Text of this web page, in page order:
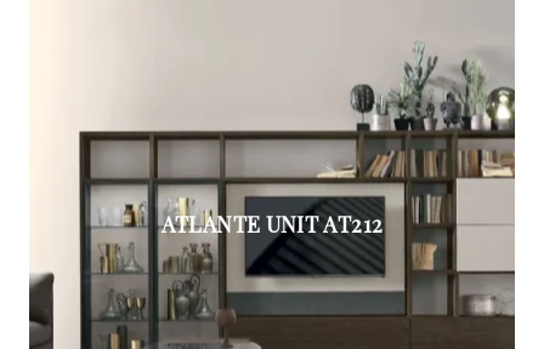
ATLANTE UNIT AT212